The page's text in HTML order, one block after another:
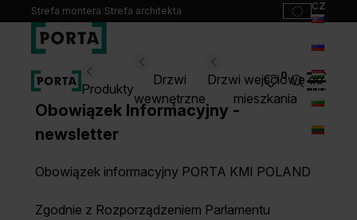
Strefa montera/Strefa architekta
cz
hu
Produkty
Drzwi
wewnętrzne
Drzwi wejściowe do
mieszkania
0
Wybierz swoje drzwi
Produkty
Katalogi
Obowiązek Informacyjny -
newsletter
Obowiązek informacyjny PORTA KMI POLAND
Zgodnie z Rozporządzeniem Parlamentu